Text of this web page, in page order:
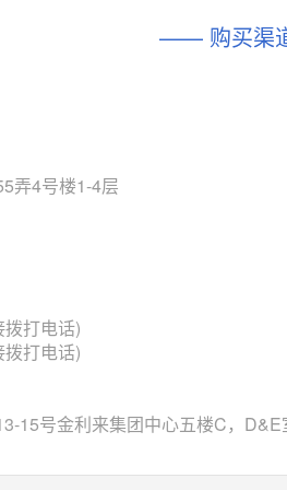
对比
对比
相似度 44%
相同功能
相同功能 相似度 35%
—— 购买
弄4号楼1-4层
打电话)
打电话)
15号金利来集团中心五楼C，D&E